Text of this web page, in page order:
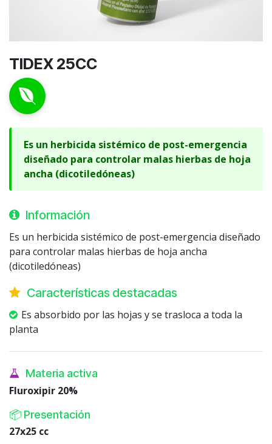
TIDEX 25CC
Es un herbicida sistémico de post-emergencia
diseñado para controlar malas hierbas de hoja
ancha (dicotiledóneas)
Información
Es un herbicida sistémico de post-emergencia diseñado
para controlar malas hierbas de hoja ancha
(dicotiledóneas)
Características destacadas
Es absorbido por las hojas y se trasloca a toda la
planta
Materia activa
Fluroxipir 20%
📦 Presentación
27x25 cc